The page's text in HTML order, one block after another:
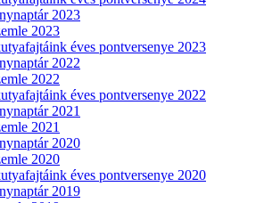
2023
2023
éves pontversenye 2023
2022
2022
éves pontversenye 2022
2021
2021
2020
2020
éves pontversenye 2020
2019